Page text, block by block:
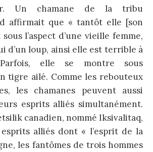
Un chamane de la tribu
affirmait que « tantôt elle [son
l’aspect d’une vieille femme,
d’un loup, ainsi elle est terrible à
elle se montre sous
tigre ailé. Comme les rebouteux
les chamanes peuvent aussi
esprits alliés simultanément.
canadien, nommé Iksivalitaq,
alliés dont « l’esprit de la
les fantômes de trois hommes